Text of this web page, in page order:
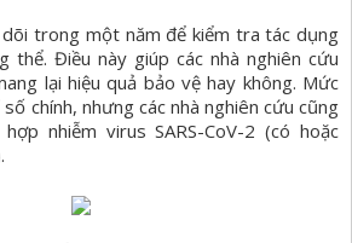
trong một năm để kiểm tra tác dụng
thể. Điều này giúp các nhà nghiên cứu
lại hiệu quả bảo vệ hay không. Mức
chính, nhưng các nhà nghiên cứu cũng
nhiễm virus SARS-CoV-2 (có hoặc